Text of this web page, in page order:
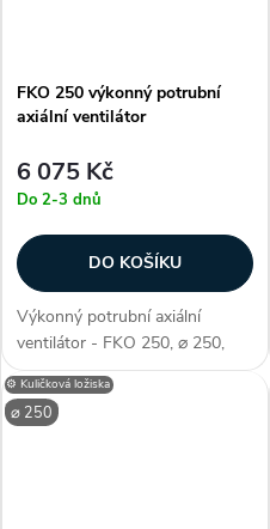
FKO 250 výkonný potrubní
axiální ventilátor
6 075 Kč
Do 2-3 dnů
DO KOŠÍKU
Výkonný potrubní axiální
ventilátor - FKO 250, ⌀ 250,
260 mm, průtok 1050 m3/h,
2400 otáček, kuličková ložiska,
motorová ochrana, hlasitost
⚙️ Kuličková ložiska
⌀ 250